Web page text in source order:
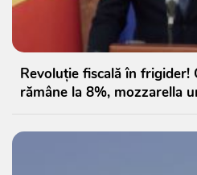
Revoluție fiscală în frigider!
rămâne la 8%, mozzarella